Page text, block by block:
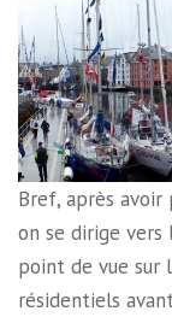
Bref, après avoir
on se dirige
point de vue sur
résidentiels